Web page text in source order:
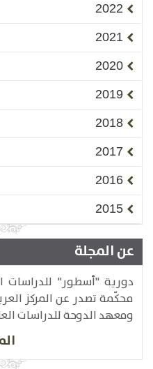
2022
2021
2020
2019
2018
2017
2016
2015
عن المجلة
دورية "أسطور" للدراسات
محكّمة تصدر عن المركز
ومعهد الدوحة للدراسات